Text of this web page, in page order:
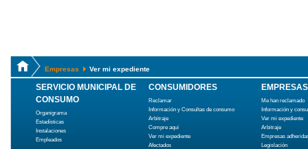
Empresas Ver mi expediente
SERVICIO MUNICIPAL DE
CONSUMO
Organigrama
Estadísticas
Instalaciones
Empleados
CONSUMIDORES
Reclamar
Información y Consultas de consumo
Arbitraje
Compre aquí
Ver mi expediente
Afectados
EMPRESAS
Me han reclamado
Información y
Ver mi expediente
Arbitraje
Empresas
Legislación